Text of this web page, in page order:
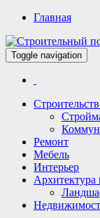
Главная
Всё для
Toggle navigation
Ремонт
Мебель
Интерьер
Архитектура